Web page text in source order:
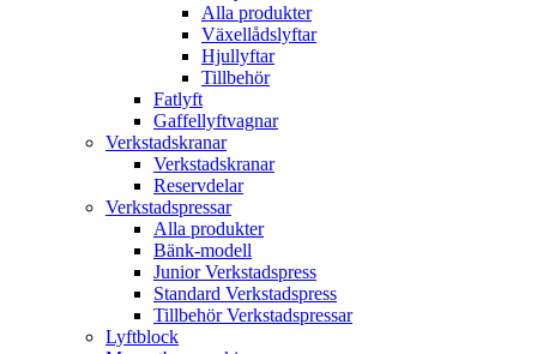
Alla produkter
Växellådslyftar
Hjullyftar
Tillbehör
Fatlyft
Gaffellyftvagnar
Verkstadskranar
Verkstadskranar
Reservdelar
Verkstadspressar
Alla produkter
Bänk-modell
Junior Verkstadspress
Standard Verkstadspress
Tillbehör Verkstadspressar
Lyftblock